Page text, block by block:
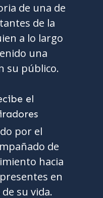
de una de
de la
a lo largo
una
su público.
por el
de
hacia
en
su vida.